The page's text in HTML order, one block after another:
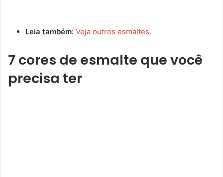
Leia também: Veja outros esmaltes.
7 cores de esmalte que você
precisa ter